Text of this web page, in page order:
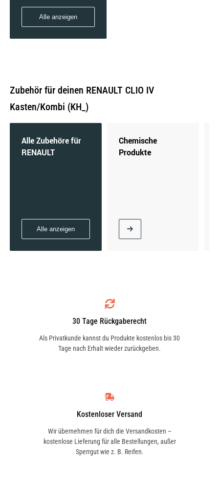
Alle anzeigen
Zubehör für deinen RENAULT CLIO IV
Kasten/Kombi (KH_)
Alle Zubehöre für
RENAULT
Alle anzeigen
Chemische
Produkte
30 Tage Rückgaberecht
Als Privatkunde kannst du Produkte kostenlos bis 30
Tage nach Erhalt wieder zurückgeben.
Kostenloser Versand
Wir übernehmen für dich die Versandkosten –
kostenlose Lieferung für alle Bestellungen, außer
Sperrgut wie z. B. Reifen.